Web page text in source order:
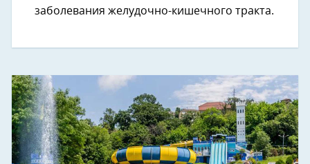
заболевания желудочно-кишечного тракта.